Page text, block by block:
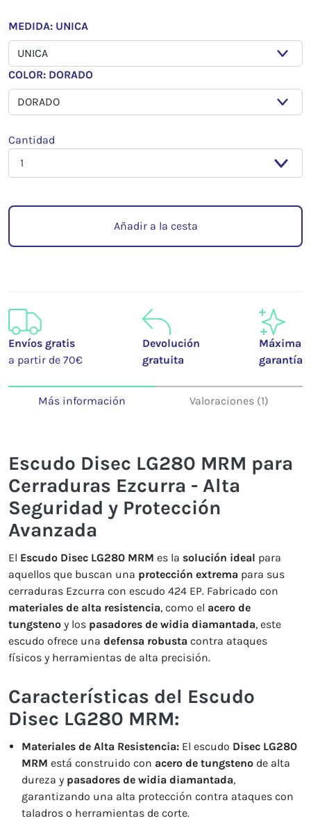
MEDIDA: UNICA
COLOR: DORADO
Cantidad
Añadir a la cesta
Envíos gratis
a partir de 70€
Devolución
gratuita
Máxima
garantía
Más información Valoraciones (1)
Escudo Disec LG280 MRM para
Cerraduras Ezcurra - Alta
Seguridad y Protección
Avanzada
El Escudo Disec LG280 MRM es la solución ideal para
aquellos que buscan una protección extrema para sus
cerraduras Ezcurra con escudo 424 EP. Fabricado con
materiales de alta resistencia, como el acero de
tungsteno y los pasadores de widia diamantada, este
escudo ofrece una defensa robusta contra ataques
físicos y herramientas de alta precisión.
Características del Escudo
Disec LG280 MRM:
Materiales de Alta Resistencia: El escudo Disec LG280
MRM está construido con acero de tungsteno de alta
dureza y pasadores de widia diamantada,
garantizando una alta protección contra ataques con
taladros o herramientas de corte.